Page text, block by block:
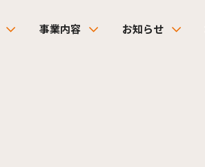
事業内容 お知らせ